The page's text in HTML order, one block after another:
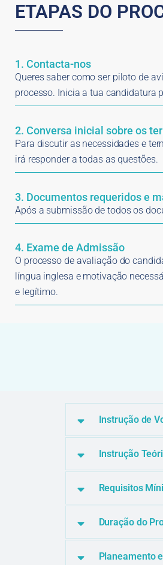
ETAPAS DO
1. Contacta-nos
Queres saber como ser piloto de
processo. Inicia a tua candidatura
2. Conversa inicial sobre os
Para discutir as necessidades e
irá responder a todas as questões.
3. Documentos requeridos e
Após a submissão de todos os
4. Exame de Admissão
O processo de avaliação do
língua inglesa e motivação
e legítimo.
Instrução de
Instrução
Requisitos
Duração do
Planeamento